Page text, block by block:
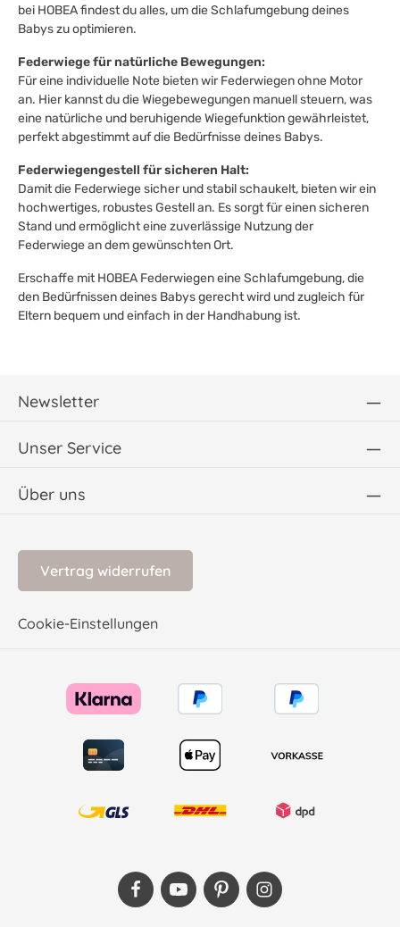
bei HOBEA findest du alles, um die Schlafumgebung deines
Babys zu optimieren.
Federwiege für natürliche Bewegungen:
Für eine individuelle Note bieten wir Federwiegen ohne Motor
an. Hier kannst du die Wiegebewegungen manuell steuern, was
eine natürliche und beruhigende Wiegefunktion gewährleistet,
perfekt abgestimmt auf die Bedürfnisse deines Babys.
Federwiegengestell für sicheren Halt:
Damit die Federwiege sicher und stabil schaukelt, bieten wir ein
hochwertiges, robustes Gestell an. Es sorgt für einen sicheren
Stand und ermöglicht eine zuverlässige Nutzung der
Federwiege an dem gewünschten Ort.
Erschaffe mit HOBEA Federwiegen eine Schlafumgebung, die
den Bedürfnissen deines Babys gerecht wird und zugleich für
Eltern bequem und einfach in der Handhabung ist.
Newsletter
Unser Service
Über uns
Vertrag widerrufen
Cookie-Einstellungen